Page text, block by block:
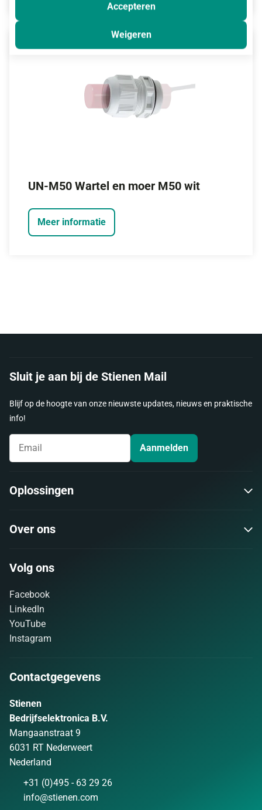
UN-M50 Wartel en moer M50 wit
Meer informatie
Sluit je aan bij de Stienen Mail
Blijf op de hoogte van onze nieuwste updates, nieuws en praktische
info!
Aanmelden
Oplossingen
Over ons
Volg ons
Facebook
LinkedIn
YouTube
Instagram
Contactgegevens
Stienen
Bedrijfselektronica B.V.
Mangaanstraat 9
6031 RT Nederweert
Nederland
+31 (0)495 - 63 29 26
info@stienen.com
Accepteren
Weigeren